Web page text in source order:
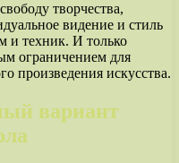
творчества,
видение и стиль
и техник. И только
ограничением для
произведения искусства.
вариант